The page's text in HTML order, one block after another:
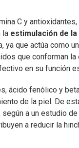
C y
la estimulación de
que actúa como
que conforman
en su función
ácido fenólico y
de la piel. De
a un estudio
a reducir la